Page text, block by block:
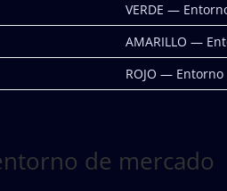
VERDE —
AMARILLO —
ROJO —
de mercado